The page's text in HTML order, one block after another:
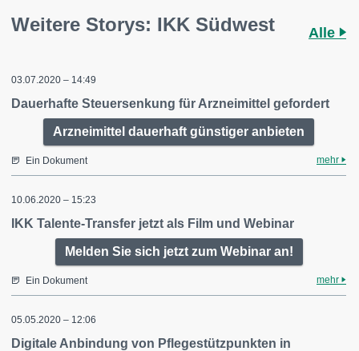
Weitere Storys: IKK Südwest Alle
03.07.2020 – 14:49
Dauerhafte Steuersenkung für Arzneimittel gefordert
Arzneimittel dauerhaft günstiger anbieten
Ein Dokument mehr
10.06.2020 – 15:23
IKK Talente-Transfer jetzt als Film und Webinar
Melden Sie sich jetzt zum Webinar an!
Ein Dokument mehr
05.05.2020 – 12:06
Digitale Anbindung von Pflegestützpunkten in